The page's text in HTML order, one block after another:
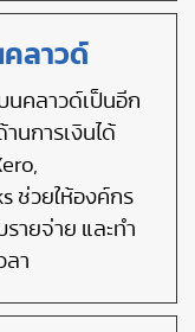
ลาวด์
นคลาวด์เป็นอีก
นการเงินได้
ช่วยให้องค์กร
ายจ่าย และทำ
ลา